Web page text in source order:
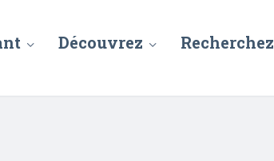
Découvrez Recherchez